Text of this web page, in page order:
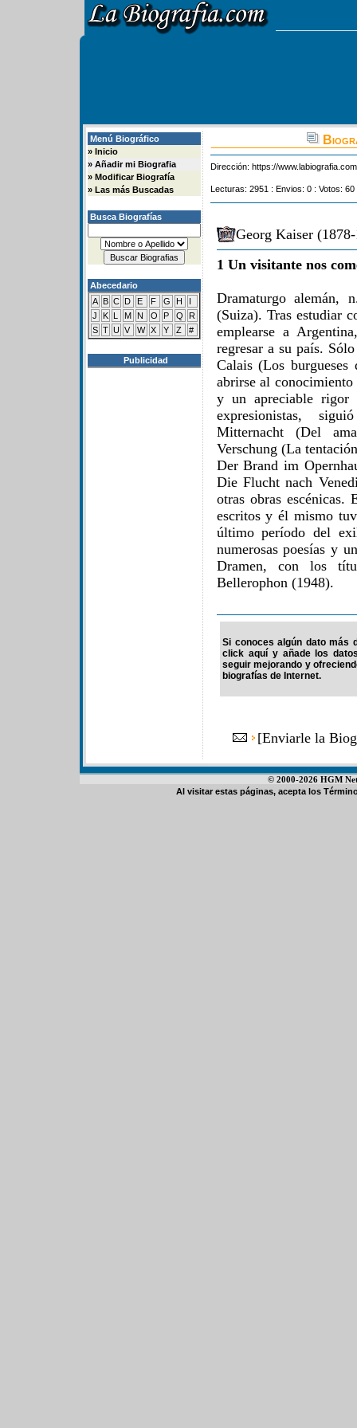
Menú Biográfico
» Inicio
» Añadir mi Biografia
» Modificar Biografía
» Las más Buscadas
Busca Biografías
Abecedario
A B C D E F G H
I
J
K L M N O P Q
R
S T U V W X Y Z #
Publicidad
Dirección: https://
Lecturas: 2951 : Envios: 0 : Votos:
Georg Kaiser
1 Un visitante nos
Dramaturgo alemán,
(Suiza). Tras estudiar
emplearse a
regresar a su país.
Calais (Los
abrirse al
y un apreciable rigor
expresionistas,
Mitternacht (Del
Verschung (La
Der Brand im
Die Flucht nach
otras obras escénicas.
escritos y él mismo
último período del
numerosas poesías y
Dramen, con los
Bellerophon (1948).
Si conoces algún dato más
click aquí y añade los
seguir mejorando y
biografías de Internet.
[Enviarle la
© 2000-2026 HGM
Al visitar estas páginas, acepta los